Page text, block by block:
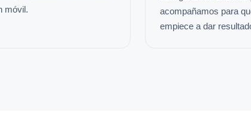
móvil.
acompañamos para
empiece a dar